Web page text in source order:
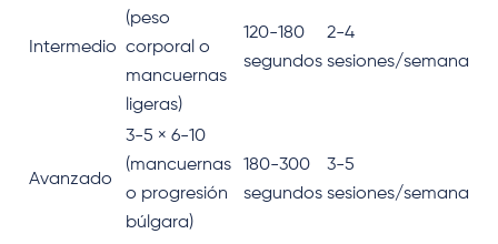
Intermedio
(peso
corporal o
mancuernas
ligeras)
120-180
segundos
2-4
sesiones/semana
Avanzado
3-5 × 6-10
(mancuernas
o progresión
búlgara)
180-300
segundos
3-5
sesiones/semana